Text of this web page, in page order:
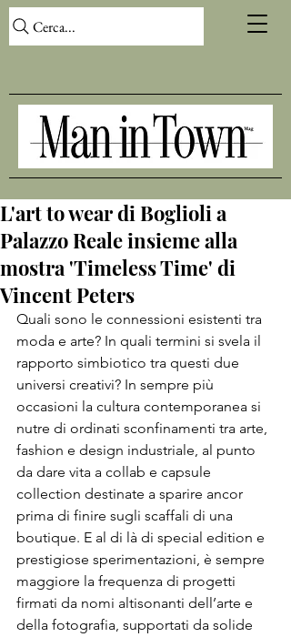
Cerca...
L'art to wear di Boglioli a
Palazzo Reale insieme alla
mostra 'Timeless Time' di
Vincent Peters
Quali sono le connessioni esistenti tra
moda e arte? In quali termini si svela il
rapporto simbiotico tra questi due
universi creativi? In sempre più
occasioni la cultura contemporanea si
nutre di ordinati sconfinamenti tra arte,
fashion e design industriale, al punto
da dare vita a collab e capsule
collection destinate a sparire ancor
prima di finire sugli scaffali di una
boutique. E al di là di special edition e
prestigiose sperimentazioni, è sempre
maggiore la frequenza di progetti
firmati da nomi altisonanti dell’arte e
della fotografia, supportati da solide